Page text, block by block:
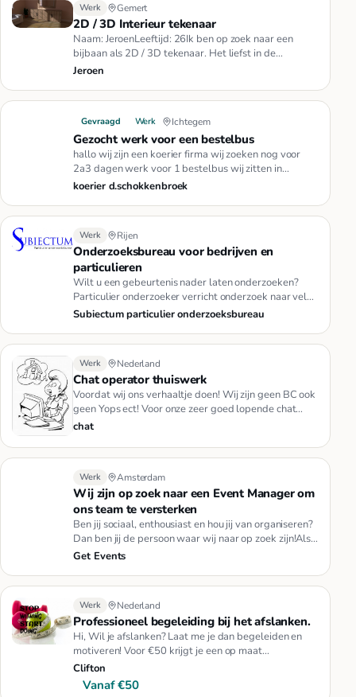
Werk Gemert
2D / 3D Interieur tekenaar
Naam: JeroenLeeftijd: 26Ik ben op zoek naar een
bijbaan als 2D / 3D tekenaar. Het liefst in de
interieursector, dit kan …
Jeroen
Gevraagd Werk Ichtegem
Gezocht werk voor een bestelbus
hallo wij zijn een koerier firma wij zoeken nog voor
2a3 dagen werk voor 1 bestelbus wij zitten in
westvlaanderen maar d…
koerier d.schokkenbroek
Werk Rijen
Onderzoeksbureau voor bedrijven en
particulieren
Wilt u een gebeurtenis nader laten onderzoeken?
Particulier onderzoeker verricht onderzoek naar vele
gebeurtenissen:Over…
Subiectum particulier onderzoeksbureau
Werk Nederland
Chat operator thuiswerk
Voordat wij ons verhaaltje doen! Wij zijn geen BC ook
geen Yops ect! Voor onze zeer goed lopende chat
zoeken we MET SPOE…
chat
Werk Amsterdam
Wij zijn op zoek naar een Event Manager om
ons team te versterken
Ben jij sociaal, enthousiast en hou jij van organiseren?
Dan ben jij de persoon waar wij naar op zoek zijn!Als
Event Man…
Get Events
Werk Nederland
Professioneel begeleiding bij het afslanken.
Hi, Wil je afslanken? Laat me je dan begeleiden en
motiveren! Voor €50 krijgt je een op maat
samengesteld voedings-en be…
Clifton
Vanaf €50